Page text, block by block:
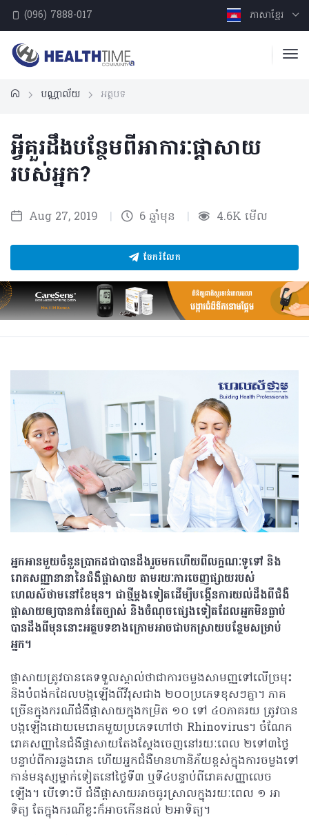
(096) 7888-017 ភាសាខ្មែរ
បណ្ណាល័យ អត្ថបទ
អ្វីគួរដឹងបន្ថែមពីអាការៈផ្ដាសាយ
របស់អ្នក?
Aug 27, 2019 | 6 ឆ្នាំមុន | 4.6K មើល
ចែករំលែក
អ្នកអានមួយចំនួនប្រាកដជាបានដឹងរួចមកហើយពីលក្ខណៈទូទៅ និង
រោគសញ្ញានានានៃជំងឺផ្ដាសាយ តាមរយៈការចេញផ្សាយរបស់
ហេលស៍ថាមនៅខែមុន។ ជាថ្មីម្ដងទៀតដើម្បីបង្កើនការយល់ដឹងពីជំងឺ
ផ្ដាសាយឲ្យបានកាន់តែច្បាស់ និងចំណុចផ្សេងទៀតដែលអ្នកមិនធ្លាប់
បានដឹងពីមុននោះអត្ថបទខាងក្រោមអាចជាបកស្រាយបន្ថែមសម្រាប់
អ្នក។
ផ្ដាសាយត្រូវបានគេទទួលស្គាល់ថាជាការចម្លងសាមញ្ញទៅលើច្រមុះ
និងបំពង់កដែលបង្កឡើងពីវីរុសជាង ២០០ប្រភេទខុសៗគ្នា។ ភាគ
ច្រើនក្នុងករណីជំងឺផ្ដាសាយក្នុងកម្រិត ១០ ទៅ ៤០ភាគរយ ត្រូវបាន
បង្កឡើងដោយមេរោគមួយប្រភេទហៅថា Rhinovirus។ ចំណែក
រោគសញ្ញានៃជំងឺផ្ដាសាយតែងស្ដែងចេញនៅរយៈពេល ២ទៅ៣ថ្ងៃ
បន្ទាប់ពីការឆ្លងរោគ ហើយអ្នកជំងឺមានហានិភ័យខ្ពស់ក្នុងការចម្លងទៅ
កាន់មនុស្សម្នាក់ទៀតនៅថ្ងៃទី៣ ឬទី៤បន្ទាប់ពីរោគសញ្ញាលេច
ឡើង។ បើទោះបី ជំងឺផ្ដាសាយអាចធូរស្រាលក្នុងរយៈពេល ១ អា
ទិត្យ តែក្នុងករណីខ្លះក៏អាចកើនដល់ ២អាទិត្យ។